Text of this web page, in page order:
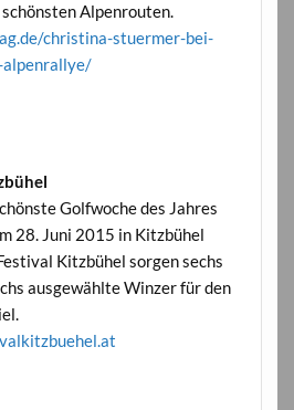
Alpenrouten.
christina-stuermer-bei-
Golfwoche des Jahres
28. Juni 2015 in Kitzbühel
Kitzbühel sorgen sechs
ausgewählte Winzer für den